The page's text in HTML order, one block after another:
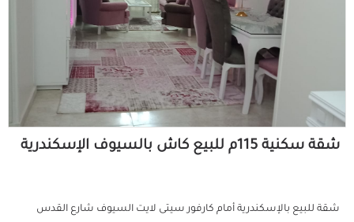
شقة سكنية 115م للبيع كاش بالسيوف الإسكندرية
شقة للبيع بالإسكندرية أمام كارفور سيتى لايت السيوف شارع القدس